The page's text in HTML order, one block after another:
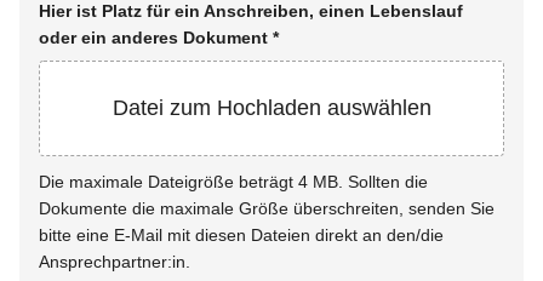
Hier ist Platz für ein Anschreiben, einen Lebenslauf
oder ein anderes Dokument *
Datei zum Hochladen auswählen
Die maximale Dateigröße beträgt 4 MB. Sollten die
Dokumente die maximale Größe überschreiten, senden Sie
bitte eine E-Mail mit diesen Dateien direkt an den/die
Ansprechpartner:in.